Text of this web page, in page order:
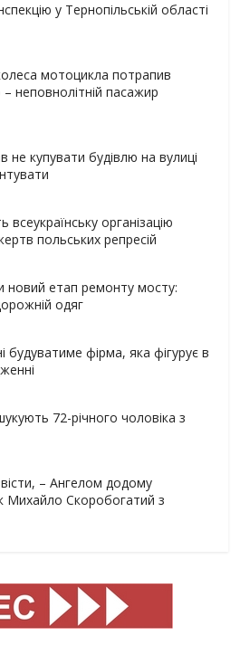
у Тернопільській області
мотоцикла потрапив
– неповнолітній пасажир
купувати будівлю на вулиці
організацію
польських репресій
новий етап ремонту мосту:
одяг
будуватиме фірма, яка фігурує в
72-річного чоловіка з
– Ангелом додому
Михайло Скоробогатий з